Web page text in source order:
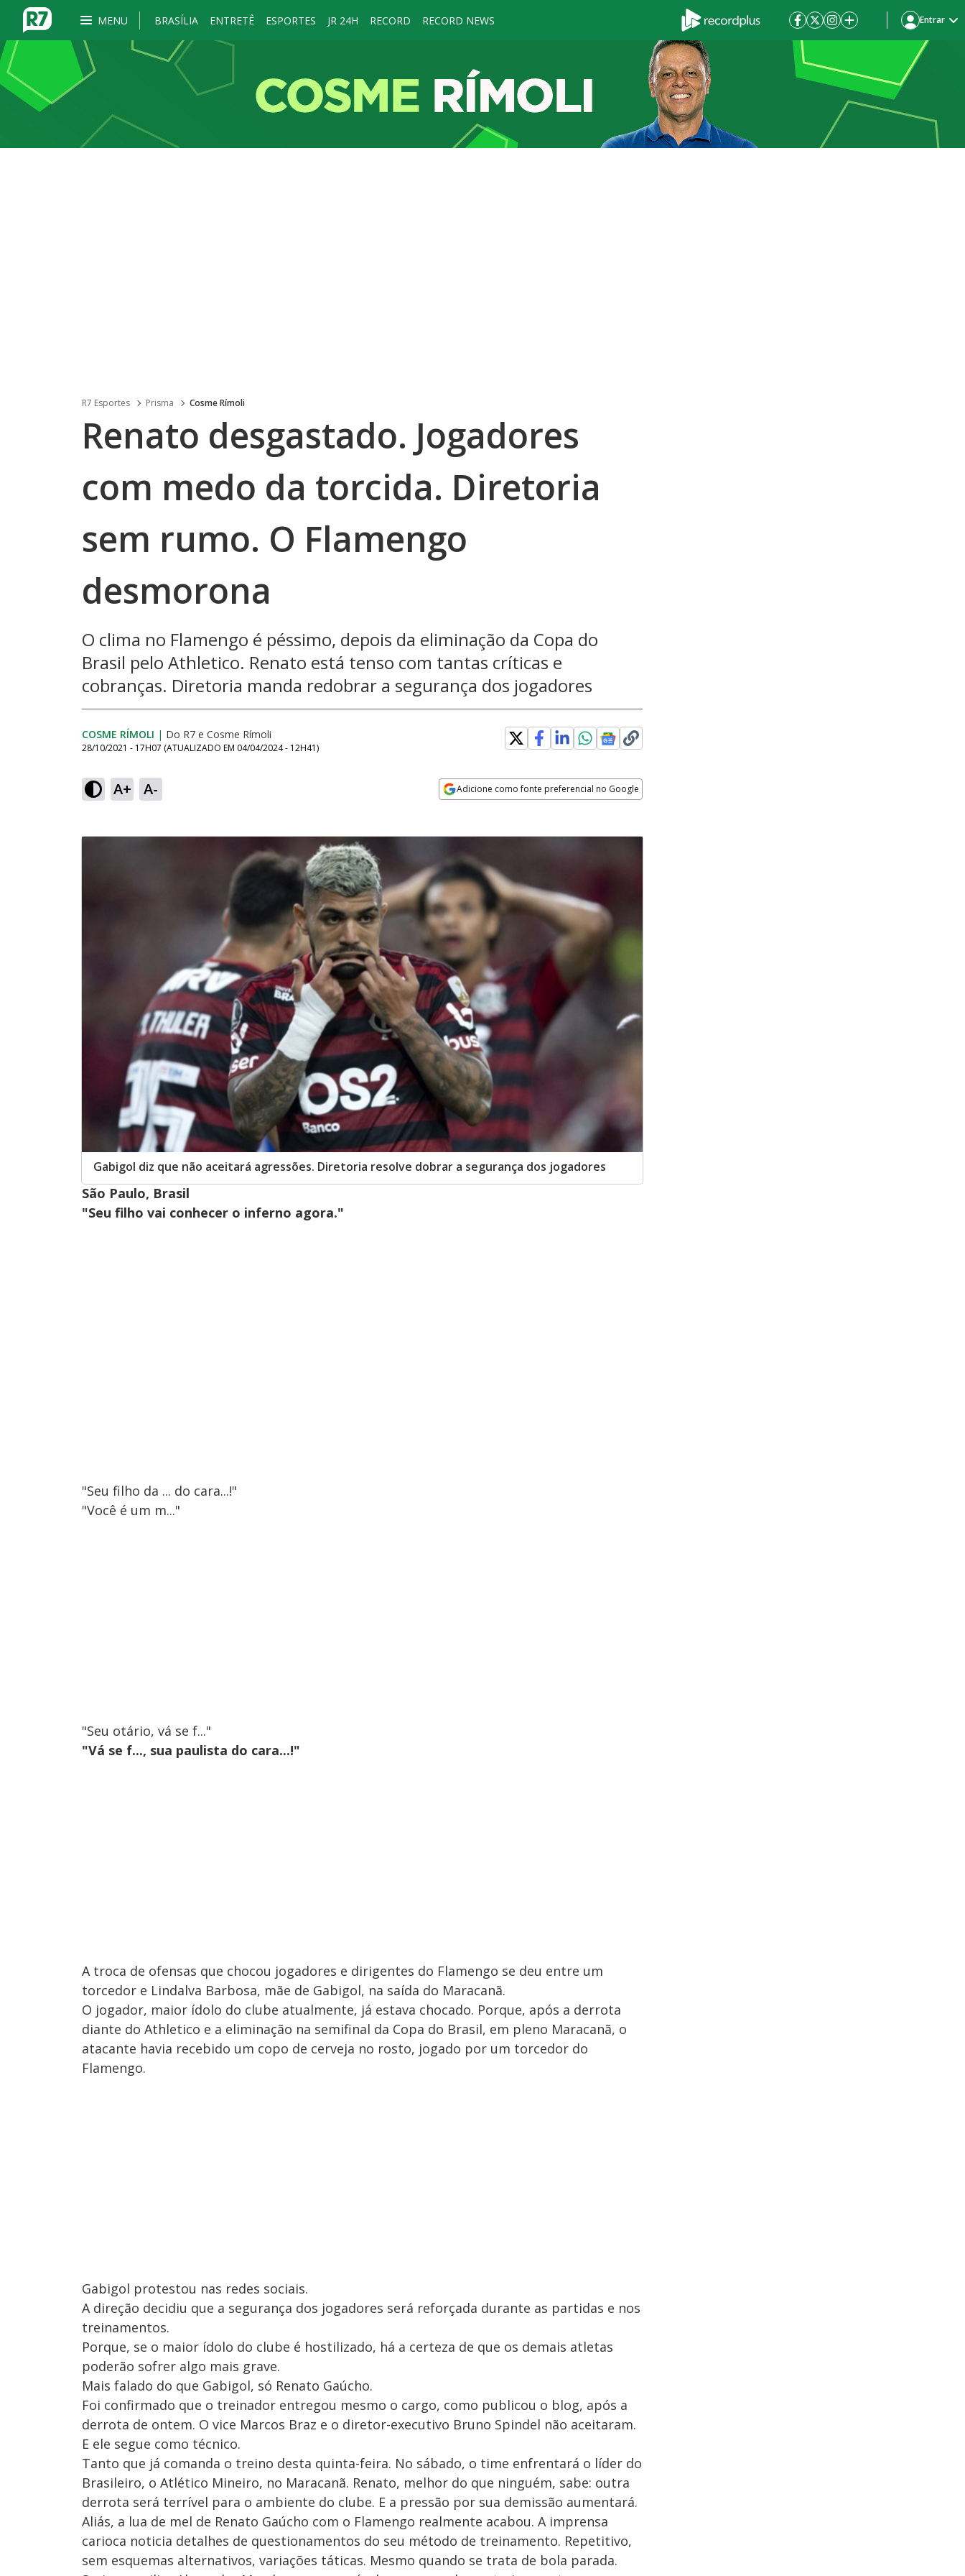
MENU BRASÍLIA ENTRETÊ ESPORTES JR 24H RECORD RECORD NEWS Entrar
R7 Esportes Prisma Cosme Rímoli
Renato desgastado. Jogadores
com medo da torcida. Diretoria
sem rumo. O Flamengo
desmorona
O clima no Flamengo é péssimo, depois da eliminação da Copa do
Brasil pelo Athletico. Renato está tenso com tantas críticas e
cobranças. Diretoria manda redobrar a segurança dos jogadores
COSME RÍMOLI | Do R7 e Cosme Rímoli
28/10/2021 - 17H07 (ATUALIZADO EM 04/04/2024 - 12H41)
A+ A- Adicione como fonte preferencial no Google
Gabigol diz que não aceitará agressões. Diretoria resolve dobrar a segurança dos jogadores
São Paulo, Brasil
"Seu filho vai conhecer o inferno agora."
"Seu filho da ... do cara...!"
"Você é um m..."
"Seu otário, vá se f..."
"Vá se f..., sua paulista do cara...!"
A troca de ofensas que chocou jogadores e dirigentes do Flamengo se deu entre um
torcedor e Lindalva Barbosa, mãe de Gabigol, na saída do Maracanã.
O jogador, maior ídolo do clube atualmente, já estava chocado. Porque, após a derrota
diante do Athletico e a eliminação na semifinal da Copa do Brasil, em pleno Maracanã, o
atacante havia recebido um copo de cerveja no rosto, jogado por um torcedor do
Flamengo.
Gabigol protestou nas redes sociais.
A direção decidiu que a segurança dos jogadores será reforçada durante as partidas e nos
treinamentos.
Porque, se o maior ídolo do clube é hostilizado, há a certeza de que os demais atletas
poderão sofrer algo mais grave.
Mais falado do que Gabigol, só Renato Gaúcho.
Foi confirmado que o treinador entregou mesmo o cargo, como publicou o blog, após a
derrota de ontem. O vice Marcos Braz e o diretor-executivo Bruno Spindel não aceitaram.
E ele segue como técnico.
Tanto que já comanda o treino desta quinta-feira. No sábado, o time enfrentará o líder do
Brasileiro, o Atlético Mineiro, no Maracanã. Renato, melhor do que ninguém, sabe: outra
derrota será terrível para o ambiente do clube. E a pressão por sua demissão aumentará.
Aliás, a lua de mel de Renato Gaúcho com o Flamengo realmente acabou. A imprensa
carioca noticia detalhes de questionamentos do seu método de treinamento. Repetitivo,
sem esquemas alternativos, variações táticas. Mesmo quando se trata de bola parada.